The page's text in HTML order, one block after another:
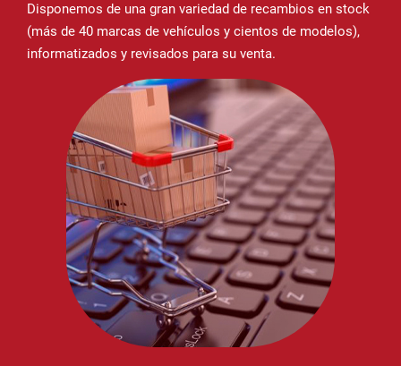
Disponemos de una gran variedad de recambios en stock
(más de 40 marcas de vehículos y cientos de modelos),
informatizados y revisados para su venta.